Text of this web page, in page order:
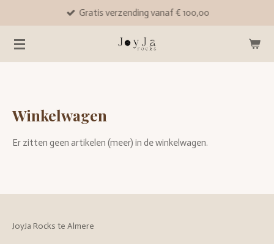
naar
de
Gratis verzending vanaf € 100,00
Winkelwagen
Er zitten geen artikelen (meer) in de winkelwagen.
JoyJa Rocks te Almere